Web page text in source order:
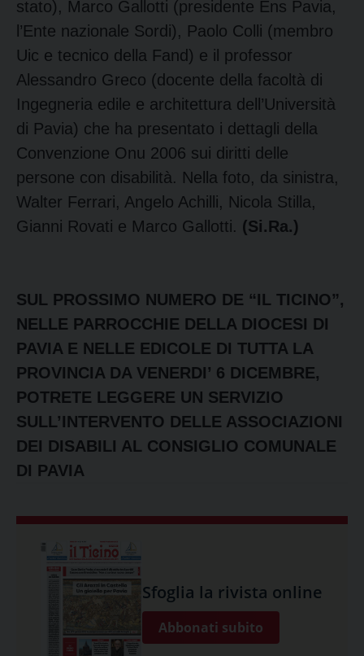
stato), Marco Gallotti (presidente Ens Pavia,
l’Ente nazionale Sordi), Paolo Colli (membro
Uic e tecnico della Fand) e il professor
Alessandro Greco (docente della facoltà di
Ingegneria edile e architettura dell’Università
di Pavia) che ha presentato i dettagli della
Convenzione Onu 2006 sui diritti delle
persone con disabilità. Nella foto, da sinistra,
Walter Ferrari, Angelo Achilli, Nicola Stilla,
Gianni Rovati e Marco Gallotti. (Si.Ra.)
SUL PROSSIMO NUMERO DE “IL TICINO”,
NELLE PARROCCHIE DELLA DIOCESI DI
PAVIA E NELLE EDICOLE DI TUTTA LA
PROVINCIA DA VENERDI’ 6 DICEMBRE,
POTRETE LEGGERE UN SERVIZIO
SULL’INTERVENTO DELLE ASSOCIAZIONI
DEI DISABILI AL CONSIGLIO COMUNALE
DI PAVIA
Sfoglia la rivista online
Abbonati subito